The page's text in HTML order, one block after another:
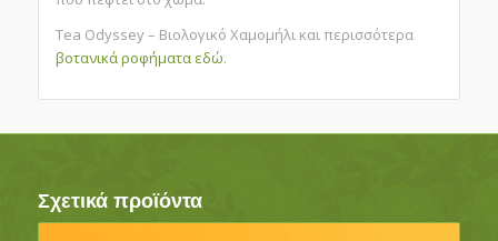
Tea Odyssey – Βιολογικό Χαμομήλι και περισσότερα
βοτανικά ροφήματα εδώ.
Σχετικά προϊόντα